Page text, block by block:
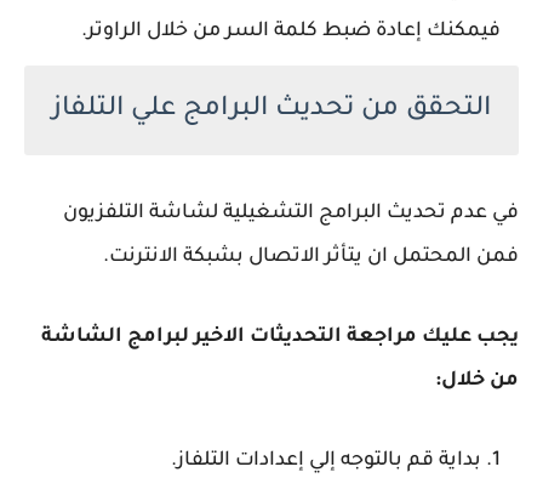
فيمكنك إعادة ضبط كلمة السر من خلال الراوتر.
التحقق من تحديث البرامج علي التلفاز
في عدم تحديث البرامج التشغيلية لشاشة التلفزيون
فمن المحتمل ان يتأثر الاتصال بشبكة الانترنت.
يجب عليك مراجعة التحديثات الاخير لبرامج الشاشة
من خلال:
بداية قم بالتوجه إلي إعدادات التلفاز.